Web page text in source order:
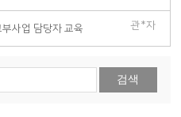
사업 담당자 교육 관*자
검색